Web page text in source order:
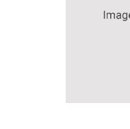
製品検索